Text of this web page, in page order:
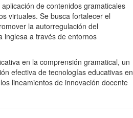
de contenidos gramaticales
virtuales. Se busca fortalecer el
la autorregulación del
inglesa a través de entornos
en la comprensión gramatical, un
efectiva de tecnologías educativas en
lineamientos de innovación docente